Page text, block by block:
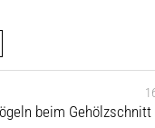
beim Gehölzschnitt